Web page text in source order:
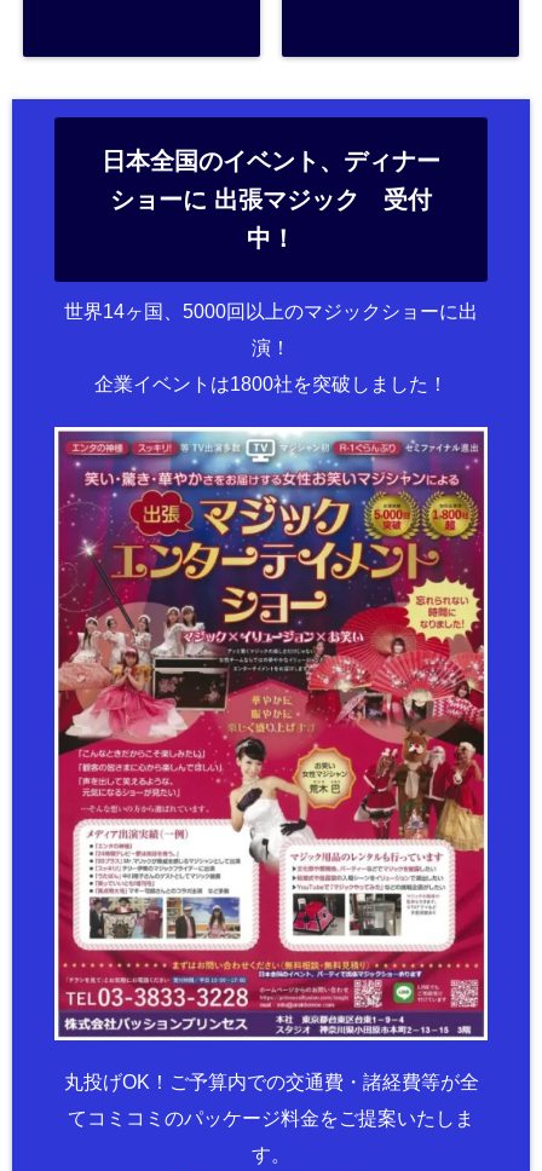
日本全国のイベント、ディナー
ショーに 出張マジック 受付
中！
世界14ヶ国、5000回以上のマジックショーに出
演！
企業イベントは1800社を突破しました！
丸投げOK！ご予算内での交通費・諸経費等が全
てコミコミのパッケージ料金をご提案いたしま
す。